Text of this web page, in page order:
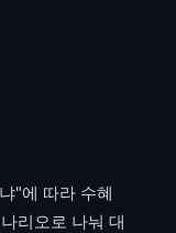
"에 따라 수혜
리오로 나눠 대